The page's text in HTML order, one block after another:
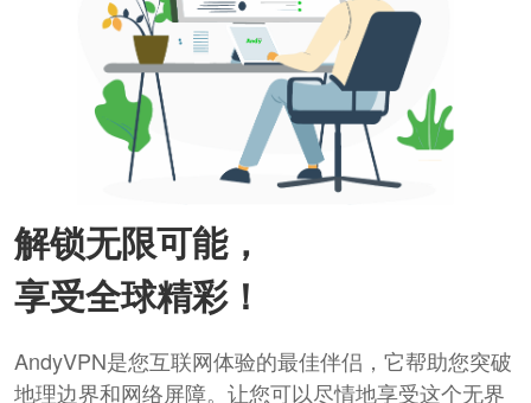
解锁无限可能，
享受全球精彩！
AndyVPN是您互联网体验的最佳伴侣，它帮助您突破
地理边界和网络屏障。让您可以尽情地享受这个无界